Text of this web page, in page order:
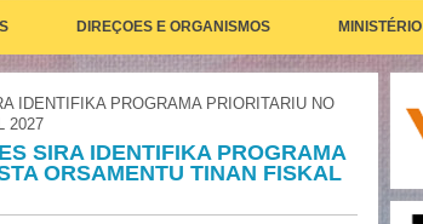
DIREÇOES E ORGANISMOS MINISTÉRIO
IDENTIFIKA PROGRAMA PRIORITARIU NO
2027
SIRA IDENTIFIKA PROGRAMA
ORSAMENTU TINAN FISKAL